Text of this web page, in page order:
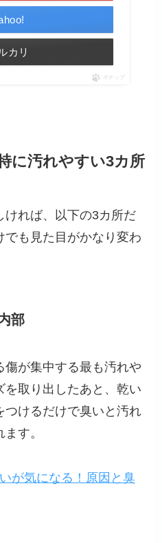
カリ
ポチップ
に汚れやすい3カ所
ければ、以下の3カ所だ
でも見た目がかなり変わ
部
が集中する最も汚れや
取り出したあと、乾い
つけるだけで臭いと汚れ
す。
が気になる！原因と臭